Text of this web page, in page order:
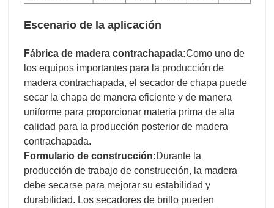
Escenario de la aplicación
Fábrica de madera contrachapada:Como uno de
los equipos importantes para la producción de
madera contrachapada, el secador de chapa puede
secar la chapa de manera eficiente y de manera
uniforme para proporcionar materia prima de alta
calidad para la producción posterior de madera
contrachapada.
Formulario de construcción:Durante la
producción de trabajo de construcción, la madera
debe secarse para mejorar su estabilidad y
durabilidad. Los secadores de brillo pueden